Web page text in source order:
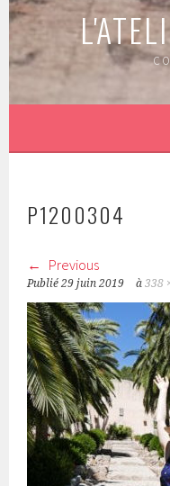
P1200304
Previous
Publié29 juin 2019 à338